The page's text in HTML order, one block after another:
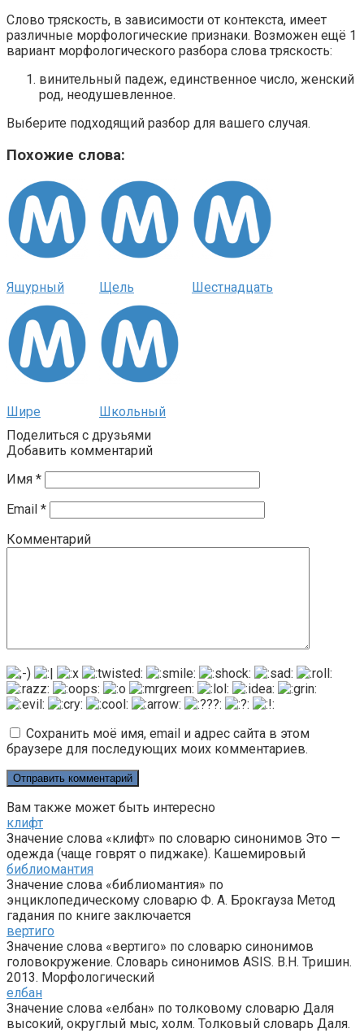
Слово тряскость, в зависимости от контекста, имеет
различные морфологические признаки. Возможен ещё 1
вариант морфологического разбора слова тряскость:
винительный падеж, единственное число, женский
род, неодушевленное.
Выберите подходящий разбор для вашего случая.
Похожие слова:
Ящурный Щель Шестнадцать
Шире
Школьный
Поделиться с друзьями
Добавить комментарий
Имя *
Email *
Комментарий
Сохранить моё имя, email и адрес сайта в этом
браузере для последующих моих комментариев.
Вам также может быть интересно
клифт
Значение слова «клифт» по словарю синонимов Это —
одежда (чаще говрят о пиджаке). Кашемировый
библиомантия
Значение слова «библиомантия» по
энциклопедическому словарю Ф. А. Брокгауза Метод
гадания по книге заключается
вертиго
Значение слова «вертиго» по словарю синонимов
головокружение. Словарь синонимов ASIS. В.Н. Тришин.
2013. Морфологический
елбан
Значение слова «елбан» по толковому словарю Даля
высокий, округлый мыс, холм. Толковый словарь Даля.